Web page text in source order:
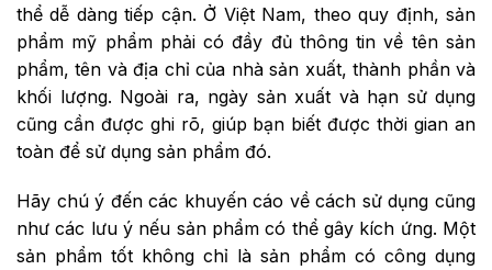
thể dễ dàng tiếp cận. Ở Việt Nam, theo quy định, sản
phẩm mỹ phẩm phải có đầy đủ thông tin về tên sản
phẩm, tên và địa chỉ của nhà sản xuất, thành phần và
khối lượng. Ngoài ra, ngày sản xuất và hạn sử dụng
cũng cần được ghi rõ, giúp bạn biết được thời gian an
toàn để sử dụng sản phẩm đó.
Hãy chú ý đến các khuyến cáo về cách sử dụng cũng
như các lưu ý nếu sản phẩm có thể gây kích ứng. Một
sản phẩm tốt không chỉ là sản phẩm có công dụng